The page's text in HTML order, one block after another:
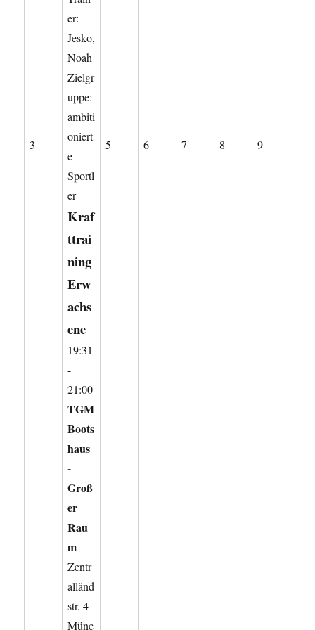
3
er:
Jesko,
Noah
Zielgr
uppe:
ambiti
oniert
e
Sportl
er
Kraf
ttrai
ning
Erw
achs
ene
19:31
-
21:00
TGM
Boots
haus
-
Groß
er
Rau
m
Zentr
alländ
str. 4
Münc
5 66.
7 8 99.